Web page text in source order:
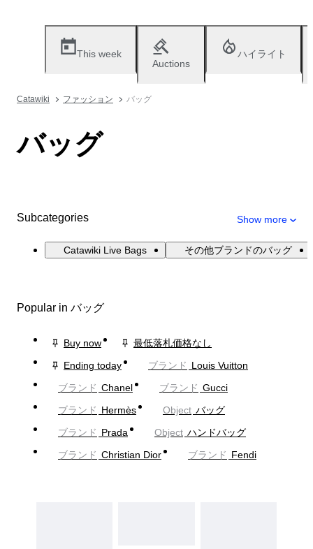
This week
Auctions
ハイライト
Catawiki ファッション バッグ
バッグ
Subcategories Show more
Catawiki Live Bags その他ブランドのバッグ
Popular in バッグ
Buy now
最低落札価格なし
Ending today
ブランド Louis Vuitton
ブランド Chanel ブランド Gucci
ブランド Hermès Object バッグ
ブランド Prada Object ハンドバッグ
ブランド Christian Dior ブランド Fendi